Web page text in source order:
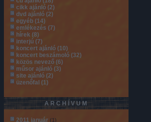
cikk ajánló (2)
dvd ajánló (2)
egyéb (14)
emlékezés (7)
hírek (8)
interjú (7)
koncert ajánló (10)
koncert beszámoló (32)
közös nevező (6)
műsor ajánló (3)
site ajánló (2)
üzenőfal (1)
ARCHÍVUM
2011 január (1)